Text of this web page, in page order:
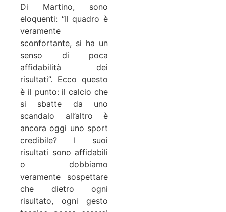
Di Martino, sono
eloquenti: “Il quadro è
veramente
sconfortante, si ha un
senso di poca
affidabilità dei
risultati”. Ecco questo
è il punto: il calcio che
si sbatte da uno
scandalo all’altro è
ancora oggi uno sport
credibile? I suoi
risultati sono affidabili
o dobbiamo
veramente sospettare
che dietro ogni
risultato, ogni gesto